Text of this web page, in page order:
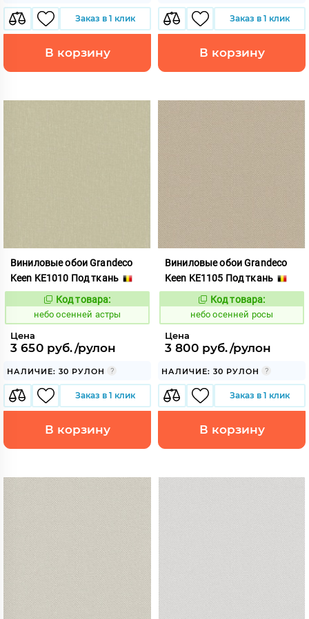
Заказ в 1 клик
В корзину
Заказ в 1 клик
В корзину
Виниловые обои Grandeco
Keen KE1010 Под ткань
1117831
Код товара:
небо осенней астры
Цена
3 650 руб./рулон
НАЛИЧИЕ: 30 РУЛОН
Заказ в 1 клик
В корзину
Виниловые обои Grandeco
Keen KE1105 Под ткань
1117832
Код товара:
небо осенней росы
Цена
3 800 руб./рулон
НАЛИЧИЕ: 30 РУЛОН
Заказ в 1 клик
В корзину